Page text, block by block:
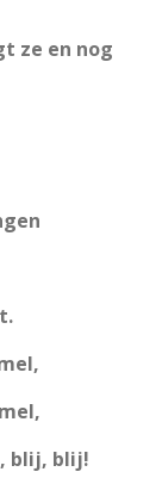
ze en nog
blij, blij!